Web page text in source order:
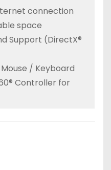
connection
space
Support (DirectX®
/ Keyboard
Controller for